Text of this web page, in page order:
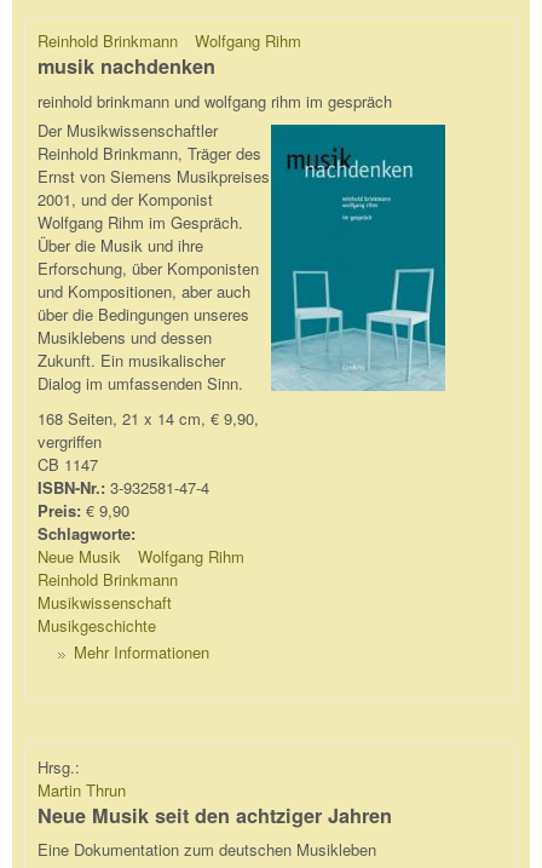
Reinhold Brinkmann Wolfgang Rihm
musik nachdenken
reinhold brinkmann und wolfgang rihm im gespräch
Der Musikwissenschaftler
Reinhold Brinkmann, Träger des
Ernst von Siemens Musikpreises
2001, und der Komponist
Wolfgang Rihm im Gespräch.
Über die Musik und ihre
Erforschung, über Komponisten
und Kompositionen, aber auch
über die Bedingungen unseres
Musiklebens und dessen
Zukunft. Ein musikalischer
Dialog im umfassenden Sinn.
168 Seiten, 21 x 14 cm, € 9,90,
vergriffen
CB 1147
ISBN-Nr.: 3-932581-47-4
Preis: € 9,90
Schlagworte:
Neue Musik
Wolfgang Rihm
Reinhold Brinkmann
Musikwissenschaft
Musikgeschichte
Mehr Informationen
Hrsg.:
Martin Thrun
Neue Musik seit den achtziger Jahren
Eine Dokumentation zum deutschen Musikleben